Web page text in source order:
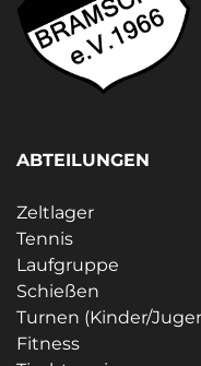
ABTEILUNGEN
Zeltlager
Tennis
Laufgruppe
Schießen
Turnen (Kinder/
Fitness